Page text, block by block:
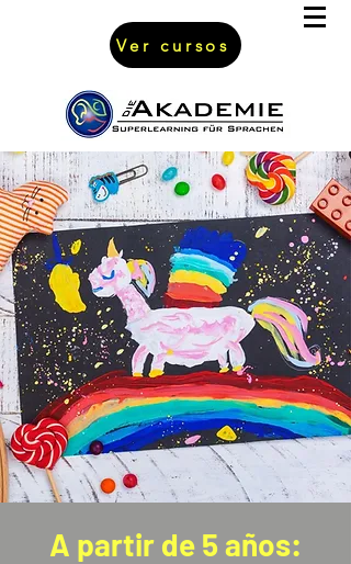
Ver cursos
A partir de 5 años: